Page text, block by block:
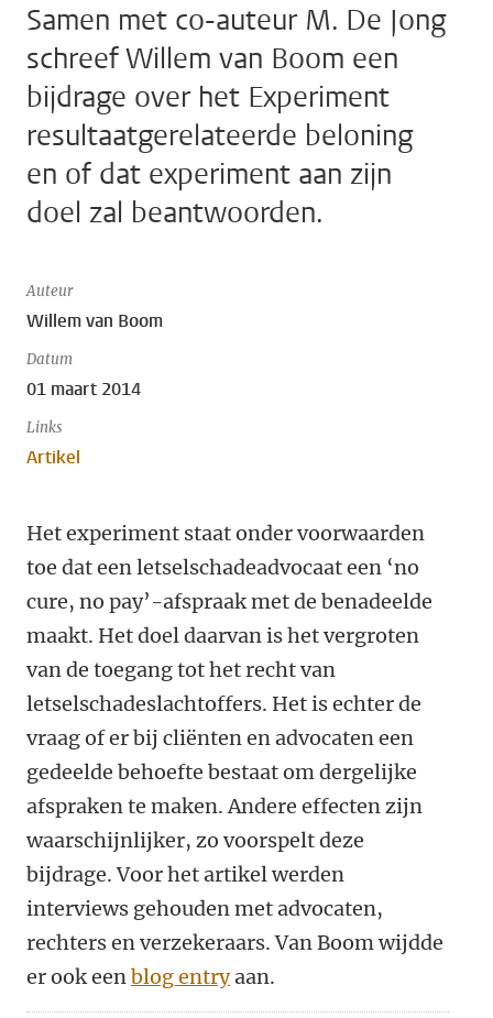
Samen met co-auteur M. De Jong
schreef Willem van Boom een
bijdrage over het Experiment
resultaatgerelateerde beloning
en of dat experiment aan zijn
doel zal beantwoorden.
Auteur
Willem van Boom
Datum
01 maart 2014
Links
Artikel
Het experiment staat onder voorwaarden
toe dat een letselschadeadvocaat een ‘no
cure, no pay’-afspraak met de benadeelde
maakt. Het doel daarvan is het vergroten
van de toegang tot het recht van
letselschadeslachtoffers. Het is echter de
vraag of er bij cliënten en advocaten een
gedeelde behoefte bestaat om dergelijke
afspraken te maken. Andere effecten zijn
waarschijnlijker, zo voorspelt deze
bijdrage. Voor het artikel werden
interviews gehouden met advocaten,
rechters en verzekeraars. Van Boom wijdde
er ook eenblog entryaan.